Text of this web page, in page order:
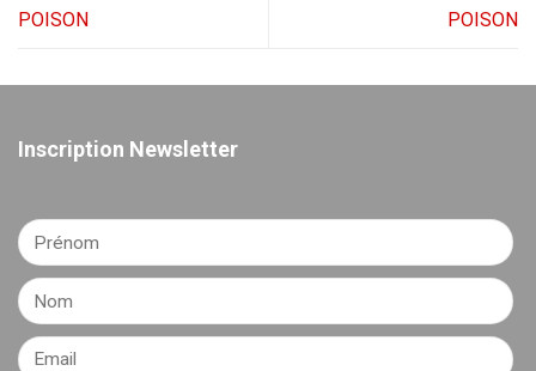
POISON POISON
Inscription Newsletter